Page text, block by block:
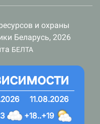
и охраны
Беларусь, 2026
БЕЛТА
11.08.2026
+18..+19